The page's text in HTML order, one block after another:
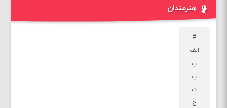
هنرمندان
#
الف
ب
پ
ت
ج